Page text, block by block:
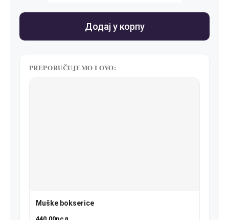
количина
Додај у корпу
PREPORUČUJEMO I OVO:
Muške bokserice